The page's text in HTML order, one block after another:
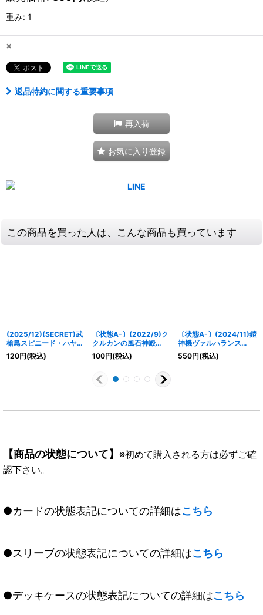
重み: 1
×
返品特約に関する重要事項
再入荷
お気に入り登録
この商品を買った人は、こんな商品も買っています
(2025/12)(SECRET)武
槍鳥スピニード・ハヤト
LT【R-SEC】{BSC50-
022}《緑》
120円(税込)
〔状態A-〕(2022/9)ク
クルカンの風石神殿
【C】{BS62-065}
《紫》
100円(税込)
〔状態A-〕(2024/11)鎧
神機ヴァルハランス
XV【XV】{BSC45-
XV04}《白》
550円(税込)
【商品の状態について】 ※初めて購入される方は必ずご確
認下さい。
●カードの状態表記についての詳細はこちら
●スリーブの状態表記についての詳細はこちら
●デッキケースの状態表記についての詳細はこちら